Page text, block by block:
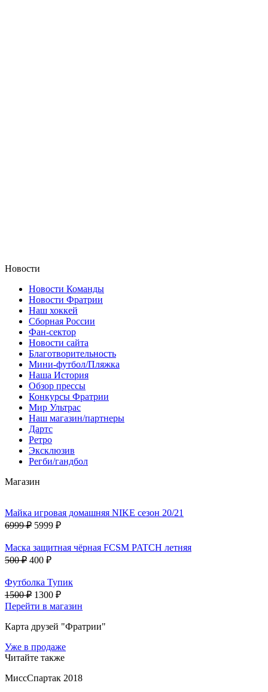
Новости
Новости Команды
Новости Фратрии
Наш хоккей
Сборная России
Фан-cектор
Новости сайта
Благотворительность
Мини-футбол/Пляжка
Наша История
Обзор прессы
Конкурсы Фратрии
Мир Ультрас
Наш магазин/партнеры
Дартс
Ретро
Эксклюзив
Регби/гандбол
Магазин
Майка игровая домашняя NIKE сезон 20/21
6999 ₽ 5999 ₽
Маска защитная чёрная FCSM PATCH летняя
500 ₽ 400 ₽
Футболка Тупик
1500 ₽ 1300 ₽
Перейти в магазин
Карта друзей "Фратрии"
Уже в продаже
Читайте также
МиссСпартак 2018